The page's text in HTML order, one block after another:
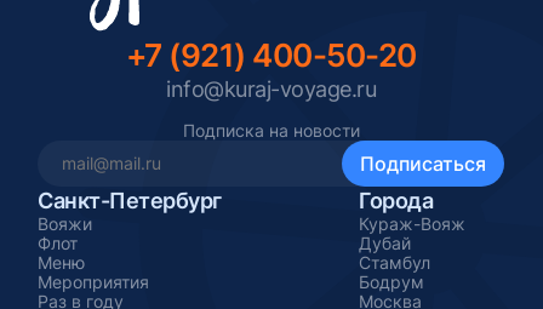
+7 (921) 400-50-20
info@kuraj-voyage.ru
Подписка на новости
Санкт-Петербург
Вояжи
Флот
Меню
Мероприятия
Раз в году
Города
Кураж-Вояж
Дубай
Стамбул
Бодрум
Москва